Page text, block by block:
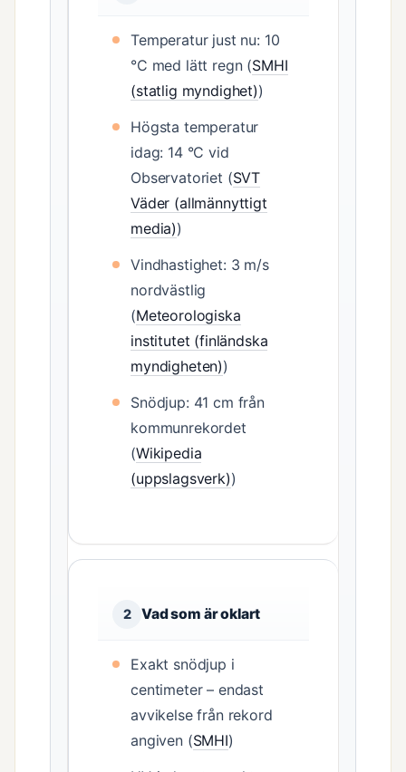
Temperatur just nu: 10
°C med lätt regn (SMHI
(statlig myndighet))
Högsta temperatur
idag: 14 °C vid
Observatoriet (SVT
Väder (allmännyttigt
media))
Vindhastighet: 3 m/s
nordvästlig
(Meteorologiska
institutet (finländska
myndigheten))
Snödjup: 41 cm från
kommunrekordet
(Wikipedia
(uppslagsverk))
2 Vad som är oklart
Exakt snödjup i
centimeter – endast
avvikelse från rekord
angiven (SMHI)